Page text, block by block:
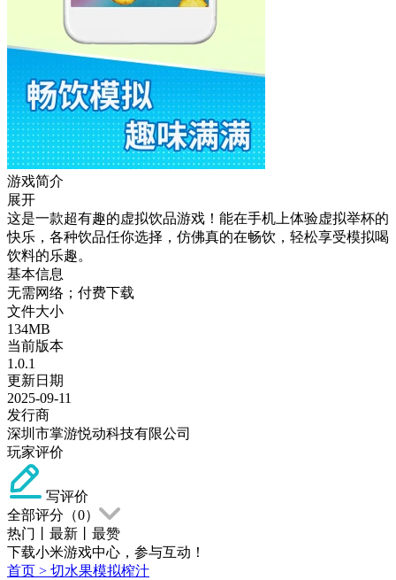
游戏简介
展开
这是一款超有趣的虚拟饮品游戏！能在手机上体验虚拟举杯的
快乐，各种饮品任你选择，仿佛真的在畅饮，轻松享受模拟喝
饮料的乐趣。
基本信息
无需网络；付费下载
文件大小
134MB
当前版本
1.0.1
更新日期
2025-09-11
发行商
深圳市掌游悦动科技有限公司
玩家评价
写评价
全部评分（0）
热门
最新
最赞
下载小米游戏中心，参与互动！
首页 > 切水果模拟榨汁